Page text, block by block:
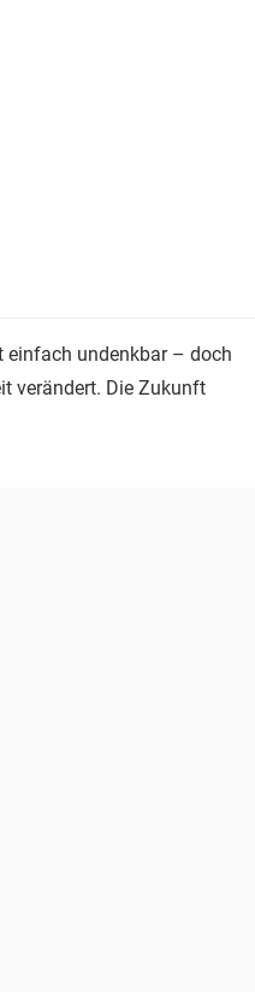
einfach undenkbar – doch
verändert. Die Zukunft